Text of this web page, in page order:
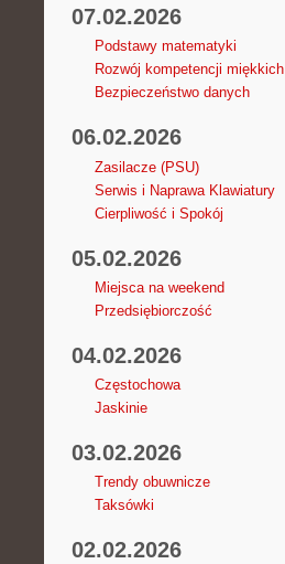
07.02.2026
Podstawy matematyki
Rozwój kompetencji miękkich
Bezpieczeństwo danych
06.02.2026
Zasilacze (PSU)
Serwis i Naprawa Klawiatury
Cierpliwość i Spokój
05.02.2026
Miejsca na weekend
Przedsiębiorczość
04.02.2026
Częstochowa
Jaskinie
03.02.2026
Trendy obuwnicze
Taksówki
02.02.2026